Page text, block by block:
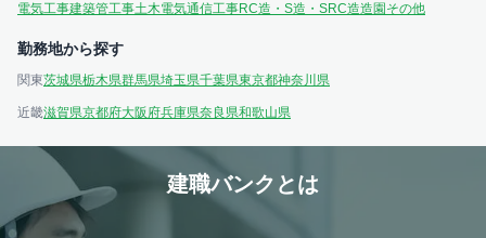
電気工事建築管工事土木電気通信工事RC造・S造・SRC造造園 その他
勤務地から探す
関東茨城県栃木県群馬県埼玉県千葉県東京都神奈川県
近畿滋賀県京都府大阪府兵庫県奈良県和歌山県
建職バンクとは